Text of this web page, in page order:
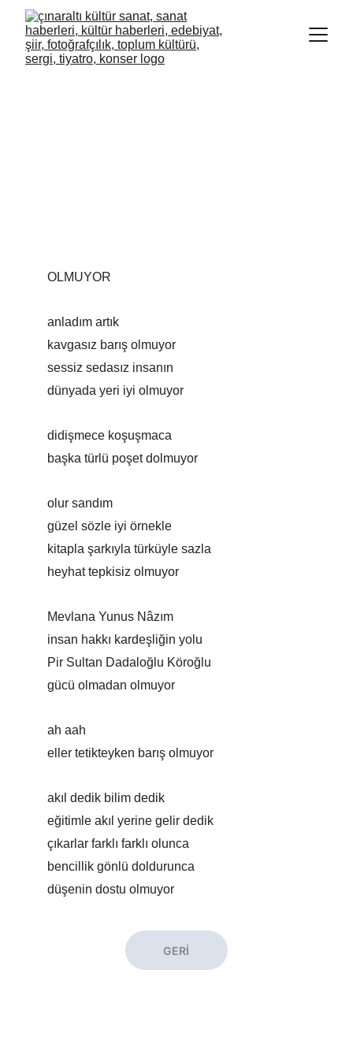
OLMUYOR
anladım artık
kavgasız barış olmuyor
sessiz sedasız insanın
dünyada yeri iyi olmuyor
didişmece koşuşmaca
başka türlü poşet dolmuyor
olur sandım
güzel sözle iyi örnekle
kitapla şarkıyla türküyle sazla
heyhat tepkisiz olmuyor
Mevlana Yunus Nâzım
insan hakkı kardeşliğin yolu
Pir Sultan Dadaloğlu Köroğlu
gücü olmadan olmuyor
ah aah
eller tetikteyken barış olmuyor
akıl dedik bilim dedik
eğitimle akıl yerine gelir dedik
çıkarlar farklı farklı olunca
bencillik gönlü doldurunca
düşenin dostu olmuyor
GERİ